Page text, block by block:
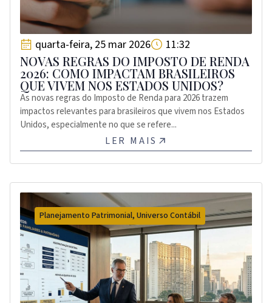
quarta-feira, 25 mar 2026 11:32
NOVAS REGRAS DO IMPOSTO DE RENDA
2026: COMO IMPACTAM BRASILEIROS
QUE VIVEM NOS ESTADOS UNIDOS?
As novas regras do Imposto de Renda para 2026 trazem
impactos relevantes para brasileiros que vivem nos Estados
Unidos, especialmente no que se refere...
LER MAIS
Planejamento Patrimonial, Universo Contábil